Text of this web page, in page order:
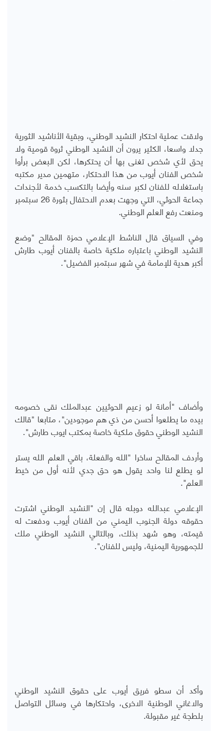
ولاقت عملية احتكار النشيد الوطني، وبقية الأناشيد الثورية
جدلا واسعا، الكثير يرون أن النشيد الوطني ثروة قومية ولا
يحق لأي شخص تغنى بها أن يحتكرها، لكن البعض برأوا
شخص الفنان أيوب من هذا الاحتكار، متهمين مدير مكتبه
باستغلاله للفنان لكبر سنه وأيضا بالتكسب خدمة لأجندات
جماعة الحوثي، التي وجهت بعدم الاحتفال بثورة 26 سبتمبر
ومنعت رفع العلم الوطني.
وفي السياق قال الناشط الإعلامي حمزة المقالح "وضع
النشيد الوطني باعتباره ملكية خاصة بالفنان أيوب طارش
أكبر هدية للإمامة في شهر سبتمبر الفضيل".
وأضاف "أمانة لو زعيم الحوثيين عبدالملك نقى خصومه
بيده ما يطلعوا أحسن من ذي هم موجودين"، متابعا "قالك
النشيد الوطني حقوق ملكية خاصة بمكتب ايوب طارش".
وأردف المقالح ساخرا "الله والفعلة، باقي العلم الله يستر
لو يطلع لنا واحد يقول هو حق جدي لأنه أول من خيط
العلم".
الإعلامي عبدالله دوبله قال إن "النشيد الوطني اشترت
حقوقه دولة الجنوب اليمني من الفنان أيوب ودفعت له
قيمته، وهو شهد بذلك، وبالتالي النشيد الوطني ملك
للجمهورية اليمنية، وليس للفنان".
وأكد أن سطو فريق أيوب على حقوق النشيد الوطني
والاغاني الوطنية الاخرى، واحتكارها في وسائل التواصل
بلطجة غير مقبولة.